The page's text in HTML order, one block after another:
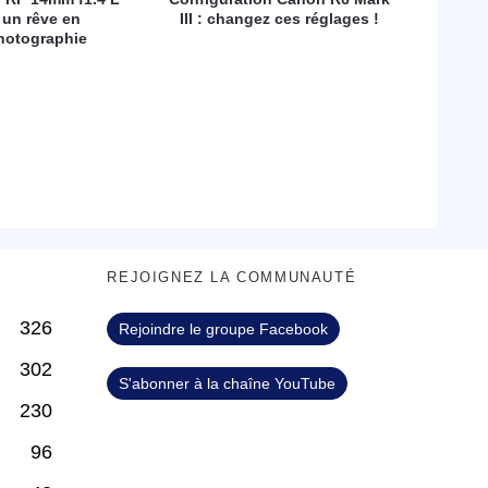
rêve en
III : changez ces réglages !
326
302
230
96
REJOIGNEZ LA COMMUNAUTÉ
Rejoindre le groupe Facebook
S'abonner à la chaîne YouTube